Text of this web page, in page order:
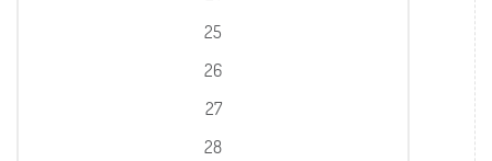
25
26
27
28